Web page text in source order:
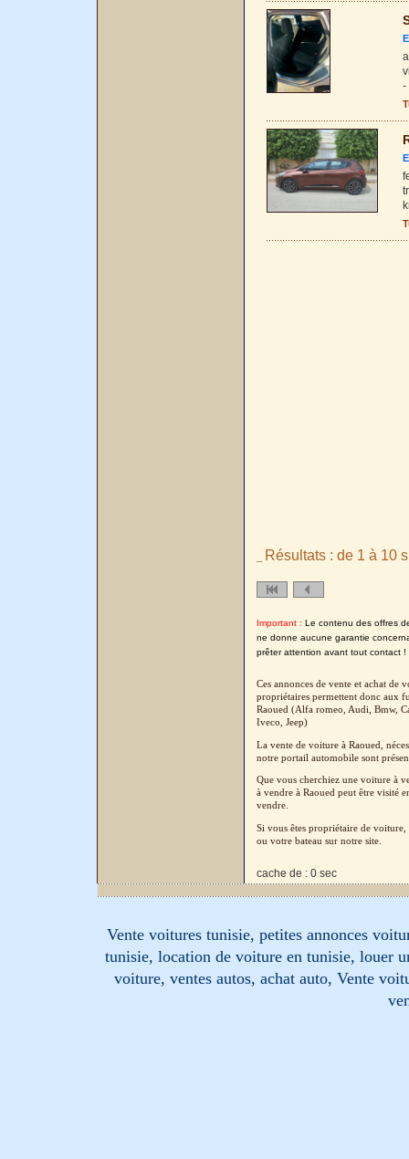
-
Résultats : de 1 à 10
Important : Le contenu des offres
ne donne aucune garantie
prêter attention avant tout contact !
Ces annonces de vente et achat de
propriétaires permettent donc aux
Raoued (Alfa romeo, Audi, Bmw,
Iveco, Jeep)
La vente de voiture à Raoued,
notre portail automobile sont
Que vous cherchiez une voiture à
à vendre à Raoued peut être visité
vendre.
Si vous êtes propriétaire de
ou votre bateau sur notre site.
cache de : 0 sec
Vente voitures tunisie, petites annonces
tunisie, location de voiture en tunisie, louer
voiture, ventes autos, achat auto, Vente